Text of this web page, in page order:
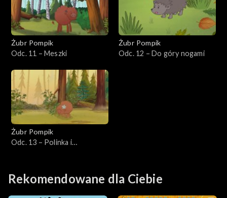
Żubr Pompik
Odc. 11 – Meszki
Żubr Pompik
Odc. 12 – Do góry nogami
Żubr Pompik
Odc. 13 – Polinka i
Rekomendowane dla Ciebie